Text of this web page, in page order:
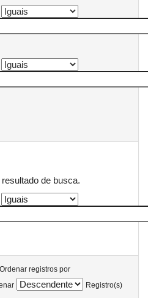
de busca.
Ordenar registros por
Registro(s)